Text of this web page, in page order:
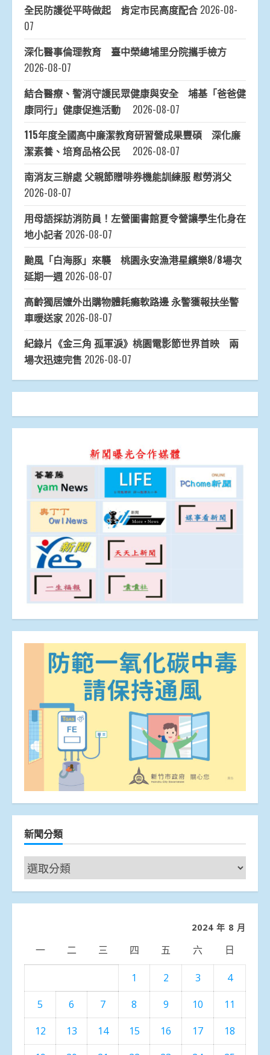
全民防護從平時做起 肯定市民高度配合 2026-08-
07
深化醫事倫理教育 臺中榮總埔里分院攜手檢方
2026-08-07
結合醫療、警消守護民眾健康與安全 埔基「爸爸健
康同行」健康促進活動
2026-08-07
115年度全國高中廉潔教育研習營成果豐碩 深化廉
潔素養、培育品格公民
2026-08-07
南消友三辦處 父親節贈啡券機能訓練服 慰勞消父
2026-08-07
用母語採訪消防員！左營圖書館夏令營讓學生化身在
地小記者 2026-08-07
颱風「白海豚」來襲 桃園永安漁港星繽樂8/8場次
延期一週 2026-08-07
高齡獨居嬤外出購物體耗癱軟路邊 永警獲報扶坐警
車暖送家 2026-08-07
紀錄片《金三角 孤軍淚》桃園電影節世界首映 兩
場次迅速完售 2026-08-07
新聞分類
新
聞
分
2024 年 8 月
一 二 三 四 五 六 日
1 2 3
4
5
6 7 8 9 10
11
12
13 14 15 16 17
18